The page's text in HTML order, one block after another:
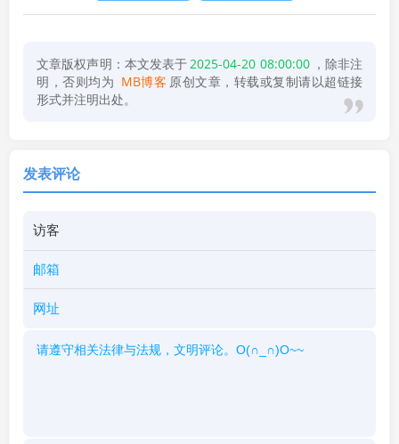
文章版权声明：本文发表于2025-04-20 08:00:00 ，除非注
明，否则均为 MB博客 原创文章，转载或复制请以超链接
形式并注明出处。
发表评论